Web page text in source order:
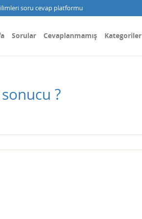
soru cevap platformu
Sorular Cevaplanmamış Kategoriler
?